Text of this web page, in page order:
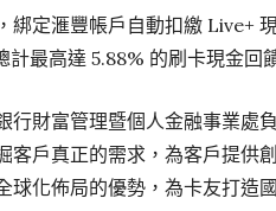
綁定滙豐帳戶自動扣繳 Live+
計最高達 5.88% 的刷卡現金
行財富管理暨個人金融事業處
客戶真正的需求，為客戶提供
球化佈局的優勢，為卡友打造